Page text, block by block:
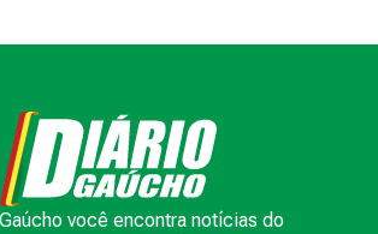
você encontra notícias do